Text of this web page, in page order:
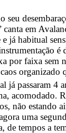
seu
em
e já habitual
é
por faixa sem
já passaram 4
acomodado.
não estando
uma
de tempos a